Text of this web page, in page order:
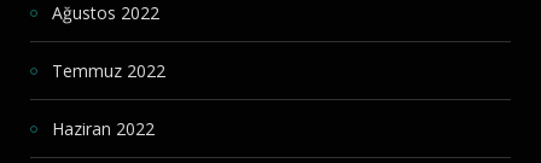
Ağustos 2022
Temmuz 2022
Haziran 2022